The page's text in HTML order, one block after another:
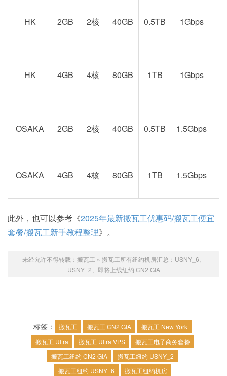
HK 2GB 2核 40GB 0.5TB 1Gbps
HK 4GB 4核 80GB 1TB 1Gbps
OSAKA 2GB 2核 40GB 0.5TB
1.5Gbps
OSAKA
4GB 4核 80GB 1TB 1.5Gbps
此外，也可以参考《2025年最新搬瓦工优惠码/搬瓦工便宜
套餐/搬瓦工新手教程整理》。
未经允许不得转载： 搬瓦工 » 搬瓦工所有纽约机房汇总：USNY_6、
USNY_2、即将上线纽约 CN2 GIA
标签： 搬瓦工 搬瓦工 CN2 GIA
搬瓦工 New York
搬瓦工 Ultra
搬瓦工 Ultra VPS
搬瓦工电子商务套餐
搬瓦工纽约 CN2 GIA
搬瓦工纽约 USNY_2
搬瓦工纽约 USNY_6
搬瓦工纽约机房